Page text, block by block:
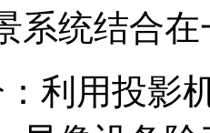
系统结合在
利用投影